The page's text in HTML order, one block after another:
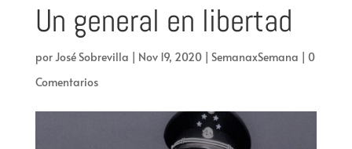
Un general en libertad
porJosé Sobrevilla | Nov 19, 2020| SemanaxSemana | 0
Comentarios